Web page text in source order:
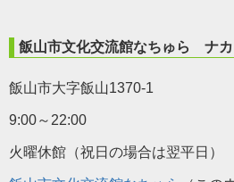
飯山市文化交流館なちゅら ナカ
飯山市大字飯山1370-1
9:00～22:00
火曜休館（祝日の場合は翌平日）